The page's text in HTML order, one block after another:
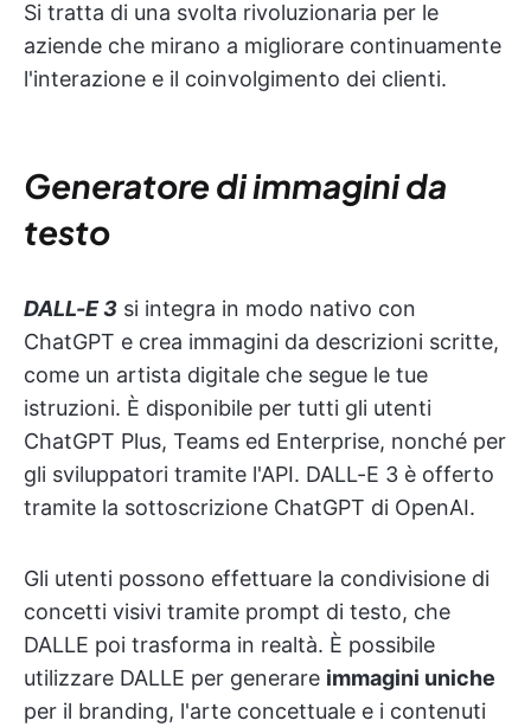
Si tratta di una svolta rivoluzionaria per le
aziende che mirano a migliorare continuamente
l'interazione e il coinvolgimento dei clienti.
Generatore di immagini da
testo
DALL-E 3 si integra in modo nativo con
ChatGPT e crea immagini da descrizioni scritte,
come un artista digitale che segue le tue
istruzioni. È disponibile per tutti gli utenti
ChatGPT Plus, Teams ed Enterprise, nonché per
gli sviluppatori tramite l'API. DALL-E 3 è offerto
tramite la sottoscrizione ChatGPT di OpenAI.
Gli utenti possono effettuare la condivisione di
concetti visivi tramite prompt di testo, che
DALLE poi trasforma in realtà. È possibile
utilizzare DALLE per generare immagini uniche
per il branding, l'arte concettuale e i contenuti